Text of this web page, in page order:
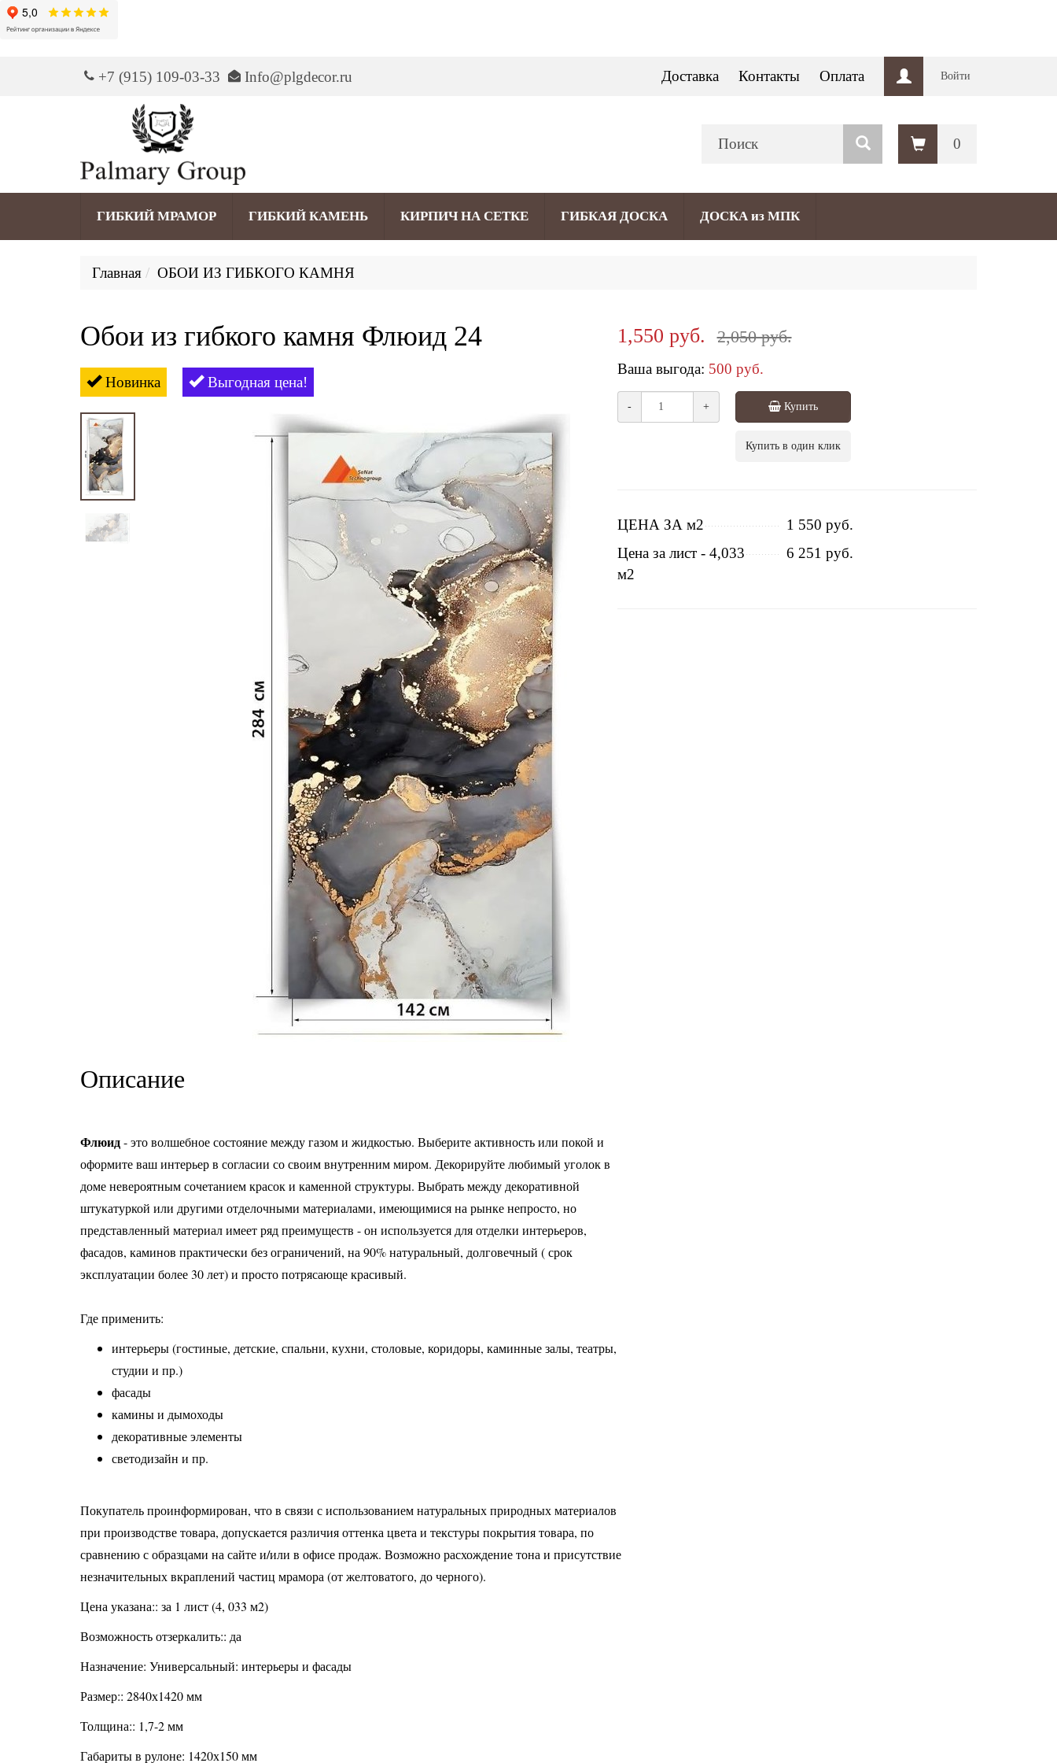
+7 (915) 109-03-33 Info@plgdecor.ru Доставка Контакты Оплата Войти
0
ГИБКИЙ МРАМОР ГИБКИЙ КАМЕНЬ КИРПИЧ НА СЕТКЕ ГИБКАЯ ДОСКА ДОСКА из МПК
Главная ОБОИ ИЗ ГИБКОГО КАМНЯ
Обои из гибкого камня Флюид 24
Новинка Выгодная цена!
1,550 руб. 2,050 руб.
Ваша выгода: 500 руб.
- + Купить
Купить в один клик
ЦЕНА ЗА м2
1 550 руб.
Цена за лист - 4,033
м2
6 251 руб.
Описание
Флюид- это волшебное состояние между газом и жидкостью. Выберите активность или покой и
оформите ваш интерьер в согласии со своим внутренним миром. Декорируйте любимый уголок в
доме невероятным сочетанием красок и каменной структуры. Выбрать между декоративной
штукатуркой или другими отделочными материалами, имеющимися на рынке непросто, но
представленный материал имеет ряд преимуществ - он используется для отделки интерьеров,
фасадов, каминов практически без ограничений, на 90% натуральный, долговечный ( срок
эксплуатации более 30 лет) и просто потрясающе красивый.
Где применить:
интерьеры (гостиные, детские, спальни, кухни, столовые, коридоры, каминные залы, театры,
студии и пр.)
фасады
камины и дымоходы
декоративные элементы
светодизайн и пр.
Покупатель проинформирован, что в связи с использованием натуральных природных материалов
при производстве товара, допускается различия оттенка цвета и текстуры покрытия товара, по
сравнению с образцами на сайте и/или в офисе продаж. Возможно расхождение тона и присутствие
незначительных вкраплений частиц мрамора (от желтоватого, до черного).
Цена указана:: за 1 лист (4, 033 м2)
Возможность отзеркалить:: да
Назначение: Универсальный: интерьеры и фасады
Размер:: 2840х1420 мм
Толщина:: 1,7-2 мм
Габариты в рулоне: 1420х150 мм